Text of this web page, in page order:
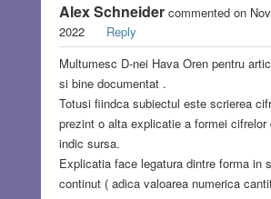
Alex Schneidercommented on
2022
Reply
Multumesc D-nei Hava Oren pentru
si bine documentat .
Totusi fiindca subiectul este scrierea
prezint o alta explicatie a formei
indic sursa.
Explicatia face legatura dintre forma in
continut ( adica valoarea numerica